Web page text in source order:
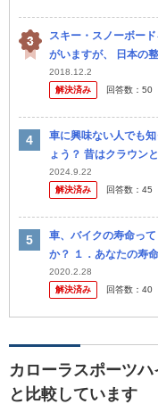
スキー・スノーボー
がいますが、 日本の
上雪が積もって動け
駆の...
2018.12.2
解決済み
回答数： 50
車に興味ない人でも
ょう？ 昔はクラウン
はなんでしょう？
2024.9.22
解決済み
回答数： 45
車、バイクの寿命っ
か？ １．あなたの寿
外？ ２．現在所有し
答えくだ...
2020.2.28
解決済み
回答数： 40
カローラスポーツ
と比較しています